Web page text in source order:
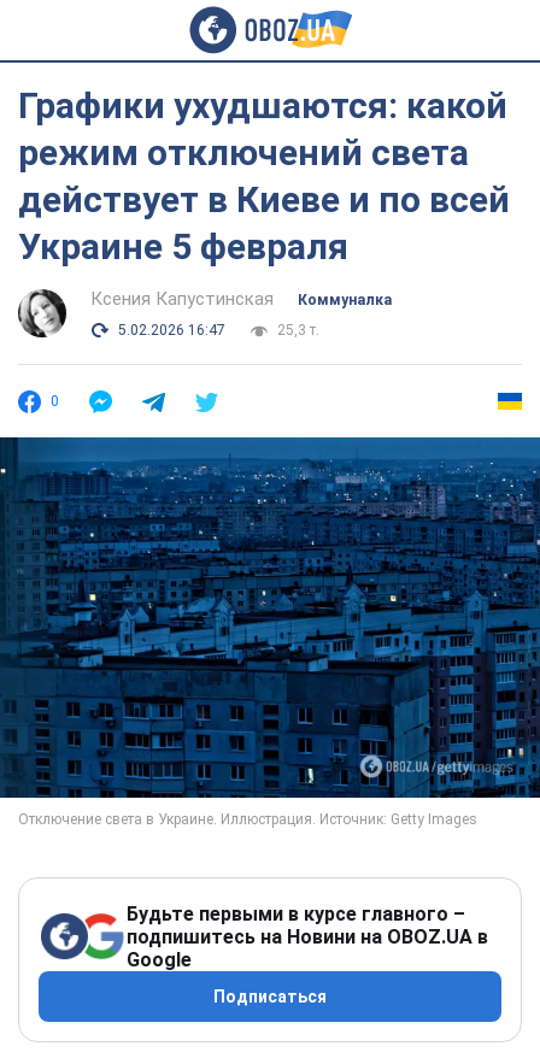
Графики ухудшаются: какой
режим отключений света
действует в Киеве и по всей
Украине 5 февраля
Ксения Капустинская
Коммуналка
5.02.2026 16:47
25,3 т.
0
Будьте первыми в курсе главного –
подпишитесь на Новини на OBOZ.UA в
Google
Подписаться